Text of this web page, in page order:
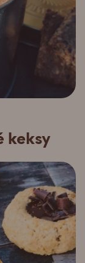
keksy